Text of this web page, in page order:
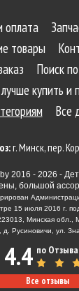
оплата
товары
Поиск
купить и
Все
г. Минск, пер.
2016 - 2026 -
большой
15 июля 2016 г.
Минская обл.,
д. Русиновичи, ул.
4.4 по
Все отзывы